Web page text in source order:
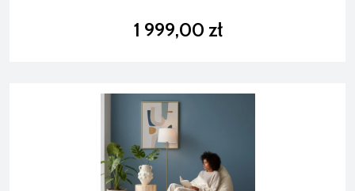
1 999,00 zł